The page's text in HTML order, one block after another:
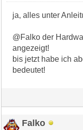
ja, alles unter
@Falko der
angezeigt!
bis jetzt habe ich
bedeutet!
Falko